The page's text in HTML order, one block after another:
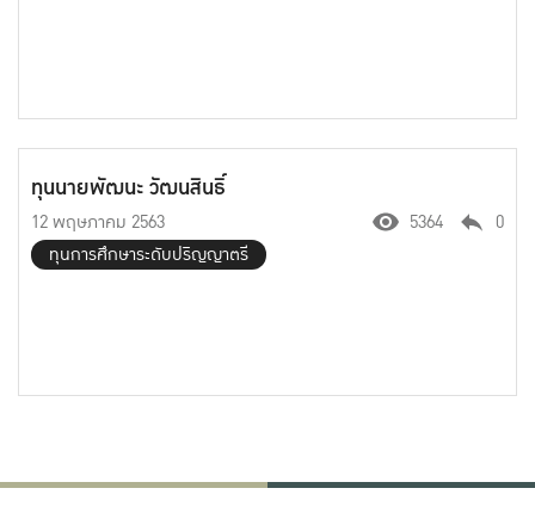
ทุนนายพัฒนะ วัฒนสินธิ์
12 พฤษภาคม 2563 5364
0
ทุนการศึกษาระดับปริญญาตรี